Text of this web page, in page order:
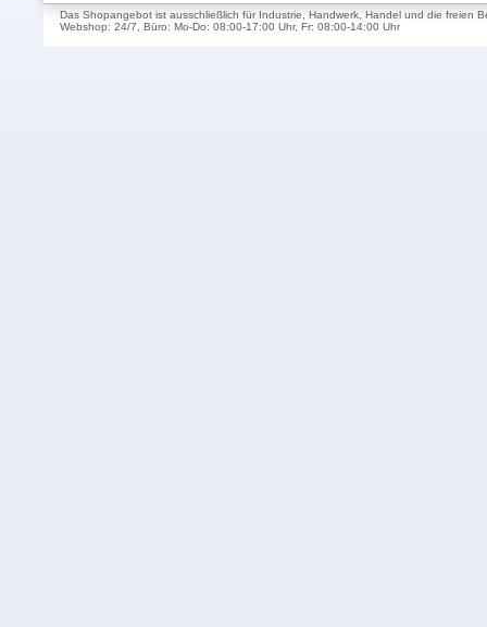
Das Shopangebot ist ausschließlich für Industrie, Handwerk, Handel und die freien
Webshop: 24/7, Büro: Mo-Do: 08:00-17:00 Uhr, Fr: 08:00-14:00 Uhr